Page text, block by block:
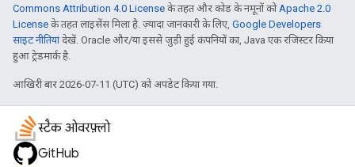
Commons Attribution 4.0 License के तहत और कोड के नमूनों कोApache 2.0
License के तहत लाइसेंस मिला है. ज़्यादा जानकारी के लिए, Google Developers
साइट नीतियांदेखें. Oracle और/या इससे जुड़ी हुई कंपनियों का, Java एक रजिस्टर किया
हुआ ट्रेडमार्क है.
आखिरी बार 2026-07-11 (UTC) को अपडेट किया गया.
स्टैक ओवरफ़्लो
GitHub